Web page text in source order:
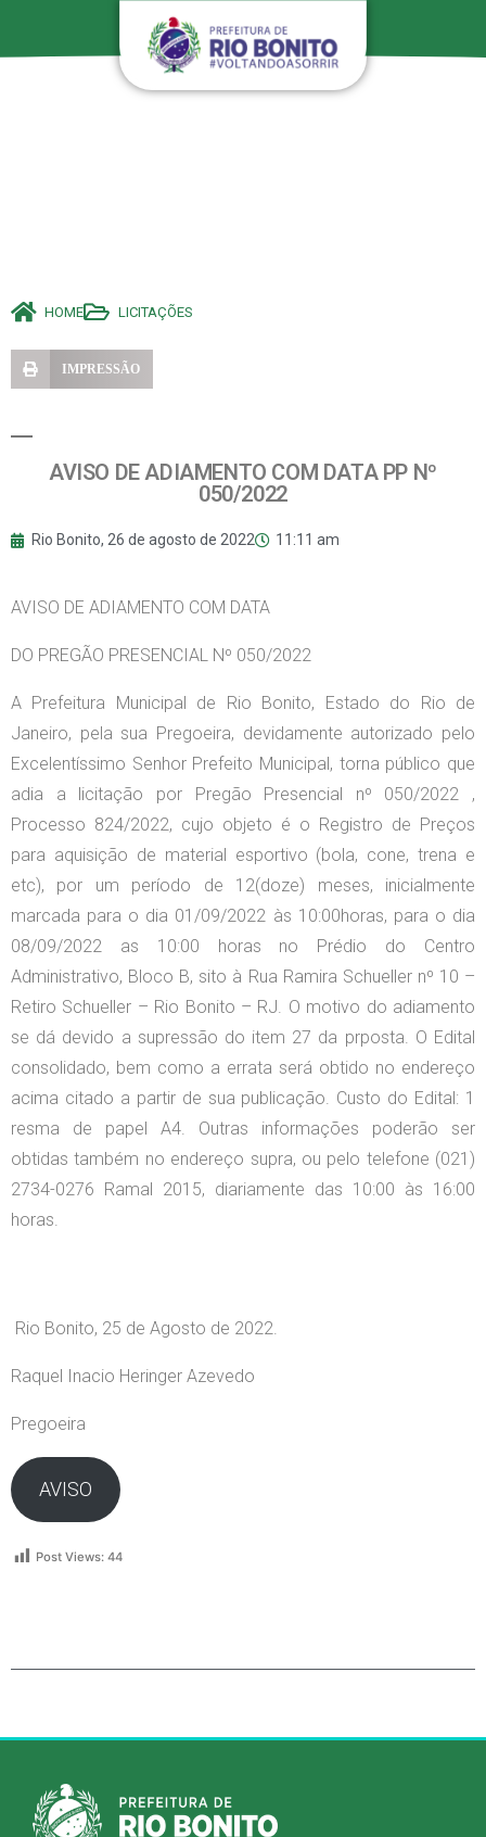
HOME LICITAÇÕES
IMPRESSÃO
AVISO DE ADIAMENTO COM DATA PP Nº
050/2022
Rio Bonito, 26 de agosto de 2022 11:11 am
AVISO DE ADIAMENTO COM DATA
DO PREGÃO PRESENCIAL Nº 050/2022
A Prefeitura Municipal de Rio Bonito, Estado do Rio de
Janeiro, pela sua Pregoeira, devidamente autorizado pelo
Excelentíssimo Senhor Prefeito Municipal, torna público que
adia a licitação por Pregão Presencial nº 050/2022 ,
Processo 824/2022, cujo objeto é o Registro de Preços
para aquisição de material esportivo (bola, cone, trena e
etc), por um período de 12(doze) meses, inicialmente
marcada para o dia 01/09/2022 às 10:00horas, para o dia
08/09/2022 as 10:00 horas no Prédio do Centro
Administrativo, Bloco B, sito à Rua Ramira Schueller nº 10 –
Retiro Schueller – Rio Bonito – RJ. O motivo do adiamento
se dá devido a supressão do item 27 da prposta. O Edital
consolidado, bem como a errata será obtido no endereço
acima citado a partir de sua publicação. Custo do Edital: 1
resma de papel A4. Outras informações poderão ser
obtidas também no endereço supra, ou pelo telefone (021)
2734-0276 Ramal 2015, diariamente das 10:00 às 16:00
horas.
Rio Bonito, 25 de Agosto de 2022.
Raquel Inacio Heringer Azevedo
Pregoeira
AVISO
Post Views: 44